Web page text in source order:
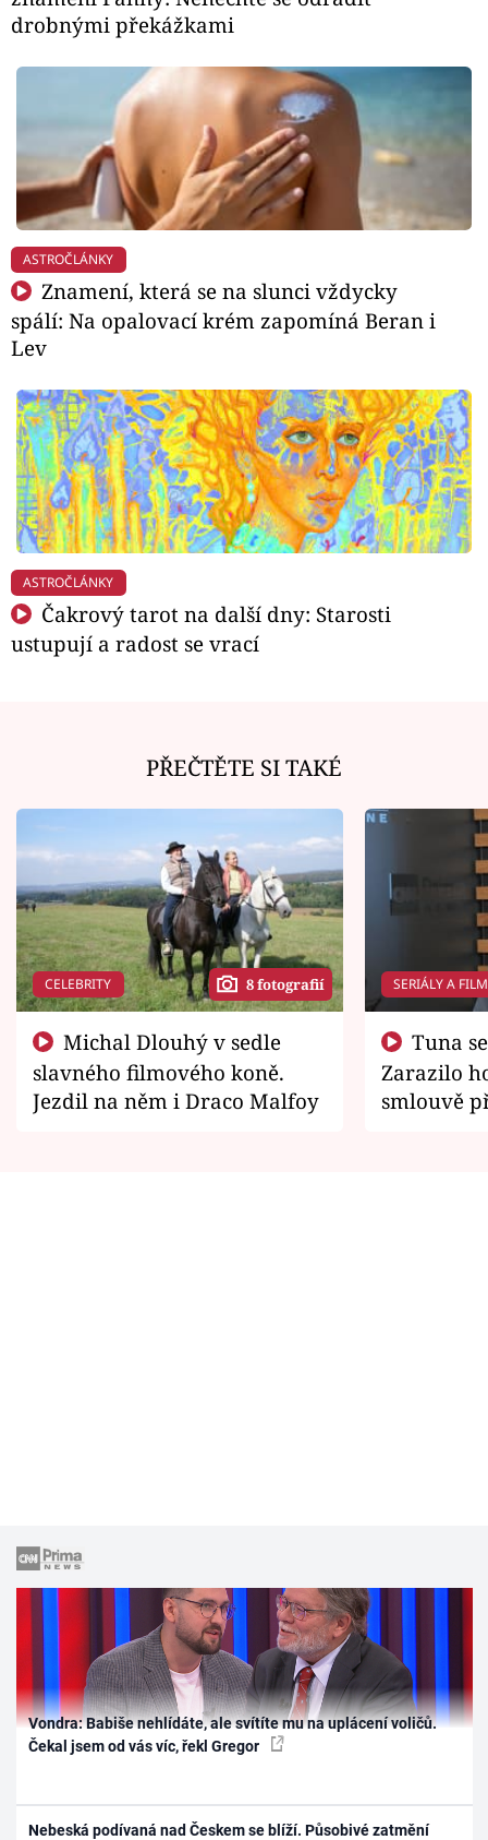
drobnými překážkami
ASTROČLÁNKY
Znamení, která se na slunci vždycky
spálí: Na opalovací krém zapomíná Beran i
Lev
ASTROČLÁNKY
Čakrový tarot na další dny: Starosti
ustupují a radost se vrací
PŘEČTĚTE SI TAKÉ
CELEBRITY 8 fotografií
slavného filmového koně.
Jezdil na něm i Draco Malfoy
SERIÁLY A
Zarazilo
smlouvě
Vondra: Babiše nehlídáte, ale svítíte mu na uplácení voličů.
Čekal jsem od vás víc, řekl Gregor
Nebeská podívaná nad Českem se blíží. Působivé zatmění